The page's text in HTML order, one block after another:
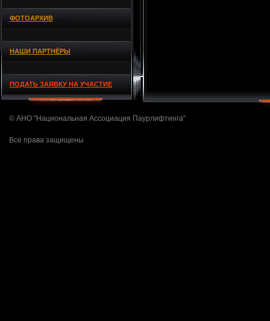
ФОТОАРХИВ
НАШИ ПАРТНЁРЫ
ПОДАТЬ ЗАЯВКУ НА УЧАСТИЕ
© АНО "Национальная Ассоциация Паурлифтинга"
Все права защищены